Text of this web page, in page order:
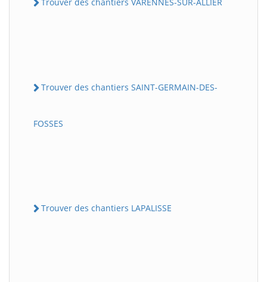
Trouver des chantiers SAINT-GERMAIN-DES-
FOSSES
Trouver des chantiers LAPALISSE